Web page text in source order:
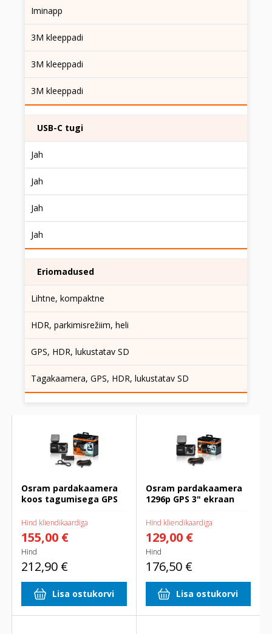
Iminapp
3M kleeppadi
3M kleeppadi
3M kleeppadi
USB-C tugi
Jah
Jah
Jah
Jah
Eriomadused
Lihtne, kompaktne
HDR, parkimisrežiim, heli
GPS, HDR, lukustatav SD
Tagakaamera, GPS, HDR, lukustatav SD
tagumisega GPS
Osram pardakaamera
koos tagumisega GPS
Hind kliendikaardiga
155,00 €
Hind
212,90 €
Lisa ostukorvi
GPS 3" ekraan
Osram pardakaamera
1296p GPS 3" ekraan
Hind kliendikaardiga
129,00 €
Hind
176,50 €
Lisa ostukorvi